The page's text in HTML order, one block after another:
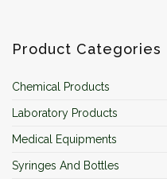
Product Categories
Chemical Products
Laboratory Products
Medical Equipments
Syringes And Bottles